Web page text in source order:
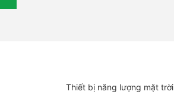
Thiết bị năng lượng mặt trời